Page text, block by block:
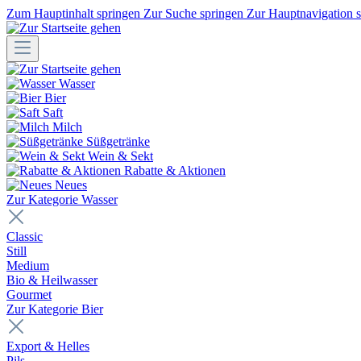
Zum Hauptinhalt springen Zur Suche springen Zur Hauptnavigation
Wasser
Bier
Saft
Milch
Süßgetränke
Wein & Sekt
Rabatte & Aktionen
Neues
Zur Kategorie Wasser
Classic
Still
Medium
Bio & Heilwasser
Gourmet
Zur Kategorie Bier
Export & Helles